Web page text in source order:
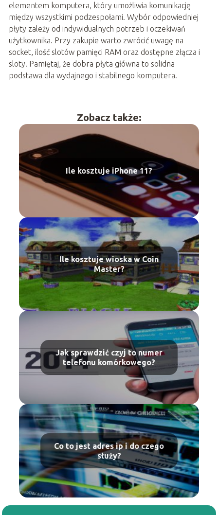
elementem komputera, który umożliwia komunikację
między wszystkimi podzespołami. Wybór odpowiedniej
płyty zależy od indywidualnych potrzeb i oczekiwań
użytkownika. Przy zakupie warto zwrócić uwagę na
socket, ilość slotów pamięci RAM oraz dostępne złącza i
sloty. Pamiętaj, że dobra płyta główna to solidna
podstawa dla wydajnego i stabilnego komputera.
Zobacz także:
Ile kosztuje iPhone 11?
Ile kosztuje wioska w Coin
Master?
Jak sprawdzić czyj to numer
telefonu komórkowego?
Co to jest adres ip i do czego
służy?